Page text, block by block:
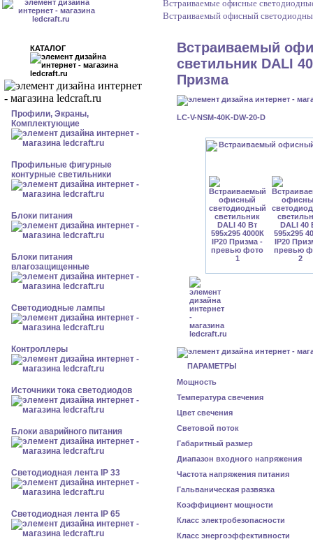
КАТАЛОГ
Профили, Экраны,
Комплектующие
Профильные фигурные
контурные светильники
Блоки питания
Блоки питания
влагозащищенные
Светодиодные лампы
Контроллеры
Источники тока светодиодов
Блоки аварийного питания
Светодиодная лента IP 33
Светодиодная лента IP 65
Встраиваемые офисные
Встраиваемый офисный
Встраиваемый
светильник DALI
Призма
LC-V-NSM-40K-DW-20-D
ПАРАМЕТРЫ
Мощность
Температура свечения
Цвет свечения
Световой поток
Габаритный размер
Диапазон входного напряжения
Частота напряжения питания
Гальваническая развязка
Коэффициент мощности
Класс электробезопасности
Класс энергоэффективности